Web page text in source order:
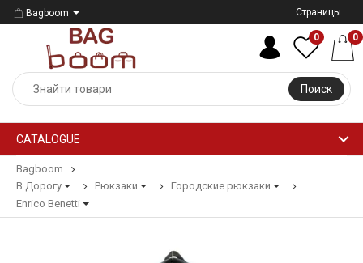
Bagboom Страницы
Поиск
0 0
CATALOGUE
Bagboom
В Дорогу
Рюкзаки
Городские рюкзаки
Enrico Benetti